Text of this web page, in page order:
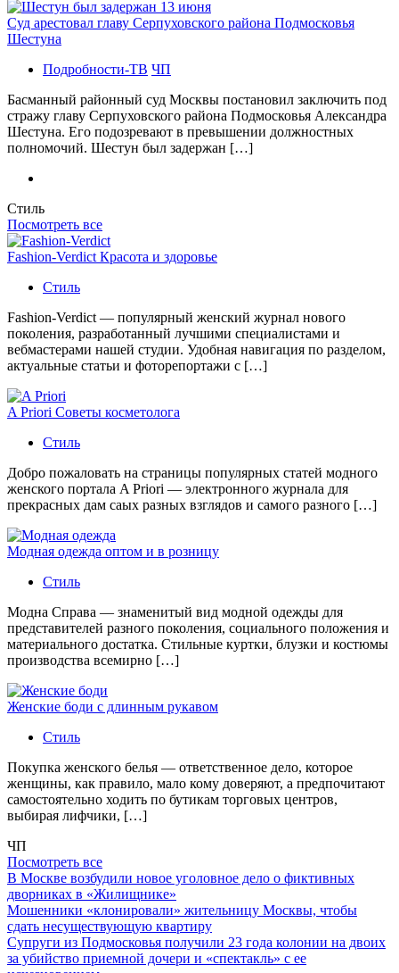
Суд арестовал главу Серпуховского района Подмосковья
Шестуна
Подробности-ТВ ЧП
Басманный районный суд Москвы постановил заключить под
стражу главу Серпуховского района Подмосковья Александра
Шестуна. Его подозревают в превышении должностных
полномочий. Шестун был задержан […]
Стиль
Посмотреть все
Fashion-Verdict Красота и здоровье
Стиль
Fashion-Verdict — популярный женский журнал нового
поколения, разработанный лучшими специалистами и
вебмастерами нашей студии. Удобная навигация по разделом,
актуальные статьи и фоторепортажи с […]
A Priori Советы косметолога
Стиль
Добро пожаловать на страницы популярных статей модного
женского портала A Priori — электронного журнала для
прекрасных дам саых разных взглядов и самого разного […]
Модная одежда оптом и в розницу
Стиль
Модна Справа — знаменитый вид модной одежды для
представителей разного поколения, социального положения и
материального достатка. Стильные куртки, блузки и костюмы
производства всемирно […]
Женские боди с длинным рукавом
Стиль
Покупка женского белья — ответственное дело, которое
женщины, как правило, мало кому доверяют, а предпочитают
самостоятельно ходить по бутикам торговых центров,
выбирая лифчики, […]
ЧП
Посмотреть все
В Москве возбудили новое уголовное дело о фиктивных
дворниках в «Жилищнике»
Мошенники «клонировали» жительницу Москвы, чтобы
сдать несуществующую квартиру
Супруги из Подмосковья получили 23 года колонии на двоих
за убийство приемной дочери и «спектакль» с ее